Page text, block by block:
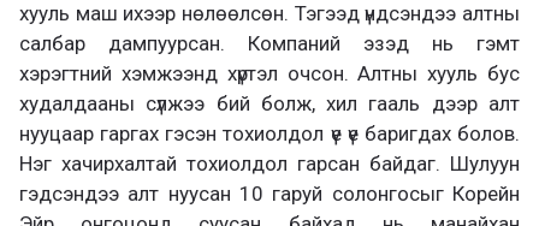
хууль маш ихээр нөлөөлсөн. Тэгээд үндсэндээ алтны
салбар дампуурсан. Компаний эзэд нь гэмт
хэрэгтний хэмжээнд хүртэл очсон. Алтны хууль бус
худалдааны сүлжээ бий болж, хил гааль дээр алт
нууцаар гаргах гэсэн тохиолдол үе үе баригдах болов.
Нэг хачирхалтай тохиолдол гарсан байдаг. Шулуун
гэдсэндээ алт нуусан 10 гаруй солонгосыг Корейн